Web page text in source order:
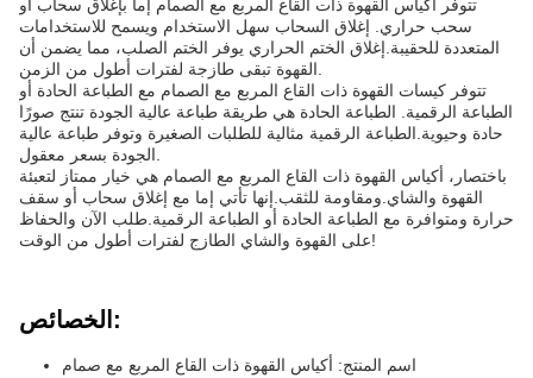
تتوفر أكياس القهوة ذات القاع المربع مع الصمام إما بإغلاق سحاب أو
سحب حراري. إغلاق السحاب سهل الاستخدام ويسمح للاستخدامات
المتعددة للحقيبة.إغلاق الختم الحراري يوفر الختم الصلب، مما يضمن أن
تتوفر كيسات القهوة ذات القاع المربع مع الصمام مع الطباعة الحادة أو
الطباعة الرقمية. الطباعة الحادة هي طريقة طباعة عالية الجودة تنتج صورًا
حادة وحيوية.الطباعة الرقمية مثالية للطلبات الصغيرة وتوفر طباعة عالية
باختصار، أكياس القهوة ذات القاع المربع مع الصمام هي خيار ممتاز لتعبئة
القهوة والشاي.ومقاومة للثقب.إنها تأتي إما مع إغلاق سحاب أو سقف
حرارة ومتوافرة مع الطباعة الحادة أو الطباعة الرقمية.طلب الآن والحفاظ
على القهوة والشاي الطازج لفترات أطول من الوقت!
الخصائص:
اسم المنتج: أكياس القهوة ذات القاع المربع مع صمام